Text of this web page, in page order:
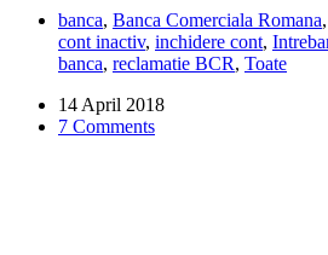
a
cerut
200
lei
sa
banca, Banca Comerciala Romana,
cont inactiv, inchidere cont,
banca, reclamatie BCR, Toate
14 April 2018
7 Comments